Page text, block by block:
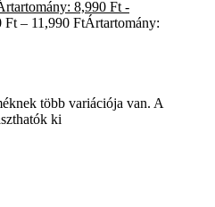
8,990 Ft -
Ft – 11,990 FtÁrtartomány:
több variációja van. A
ki